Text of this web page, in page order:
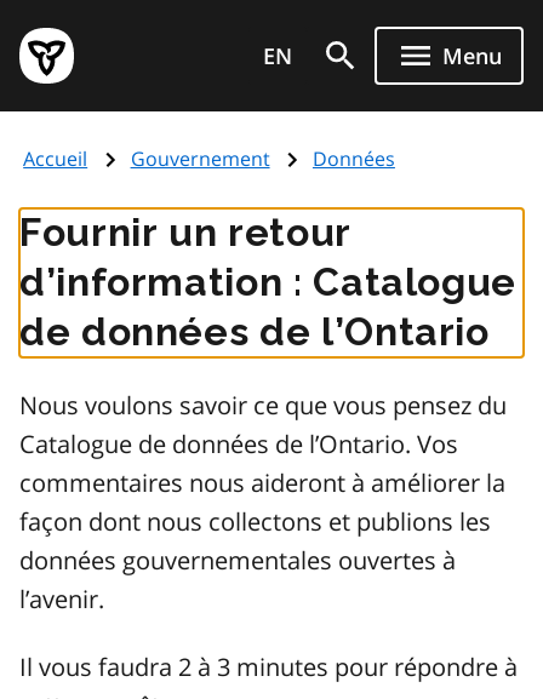
au
contenu
principal
Page
d'accueil
de
EN Menu
Accueil Gouvernement Données
Fournir un retour
d’information : Catalogue
de données de l’Ontario
Nous voulons savoir ce que vous pensez du
Catalogue de données de l’Ontario. Vos
commentaires nous aideront à améliorer la
façon dont nous collectons et publions les
données gouvernementales ouvertes à
l’avenir.
Il vous faudra 2 à 3 minutes pour répondre à